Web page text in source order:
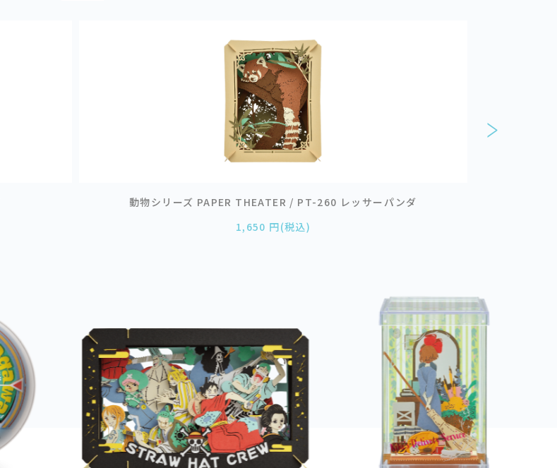
動物シリーズ PAPER THEATER / PT-260 レッサーパンダ
1,650 円(税込)